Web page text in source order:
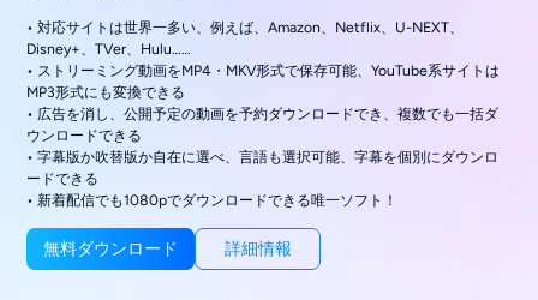
• 対応サイトは世界一多い、例えば、Amazon、Netflix、U-NEXT、
Disney+、TVer、Hulu……
• ストリーミング動画をMP4・MKV形式で保存可能、YouTube系サイトは
MP3形式にも変換できる
• 広告を消し、公開予定の動画を予約ダウンロードでき、複数でも一括ダ
ウンロードできる
• 字幕版か吹替版か自在に選べ、言語も選択可能、字幕を個別にダウンロ
ードできる
• 新着配信でも1080pでダウンロードできる唯一ソフト！
無料ダウンロード 詳細情報